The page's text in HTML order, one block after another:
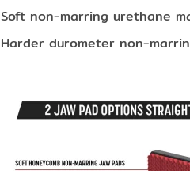
Soft non-marring urethane
Harder durometer non-